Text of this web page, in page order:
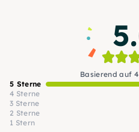
Basierend auf
5 Sterne
4 Sterne
3 Sterne
2 Sterne
1 Stern